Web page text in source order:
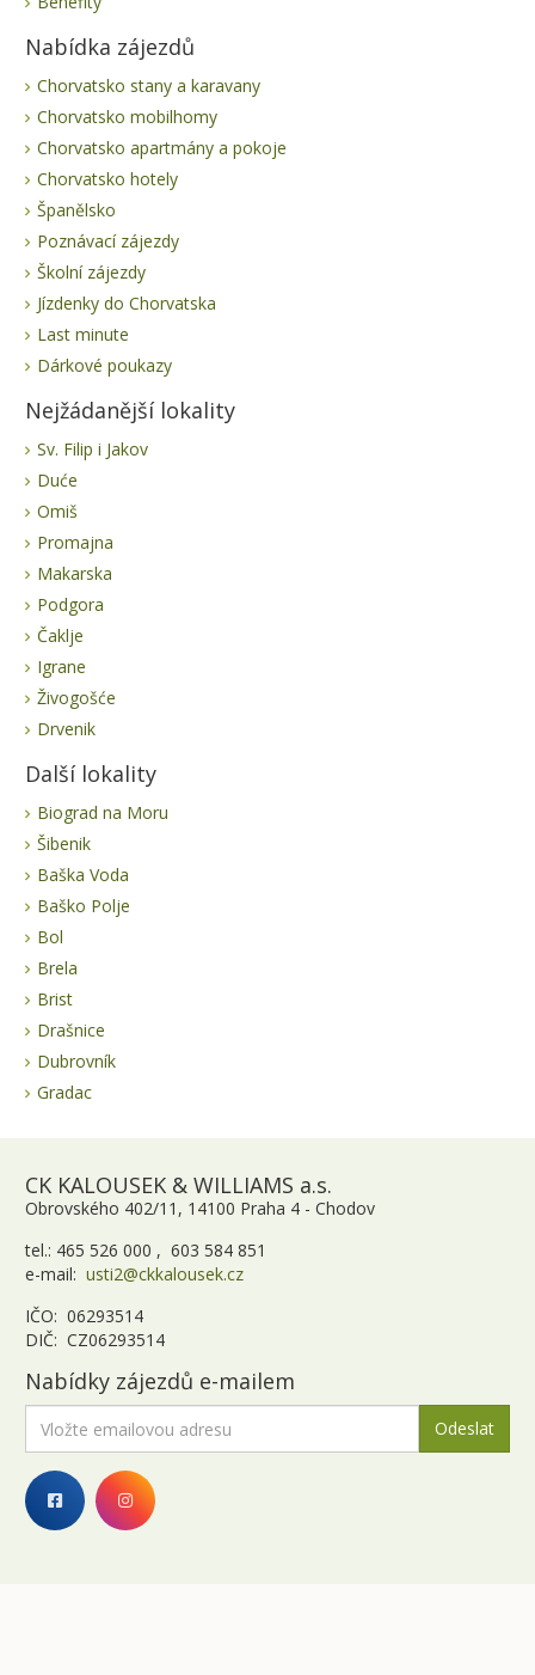
Nabídka zájezdů
Chorvatsko stany a karavany
Chorvatsko mobilhomy
Chorvatsko apartmány a pokoje
Chorvatsko hotely
Španělsko
Poznávací zájezdy
Školní zájezdy
Jízdenky do Chorvatska
Last minute
Dárkové poukazy
Nejžádanější lokality
Sv. Filip i Jakov
Duće
Omiš
Promajna
Makarska
Podgora
Čaklje
Igrane
Živogošće
Drvenik
Další lokality
Biograd na Moru
Šibenik
Baška Voda
Baško Polje
Bol
Brela
Brist
Drašnice
Dubrovník
Gradac
CK KALOUSEK & WILLIAMS a.s.
Obrovského 402/11, 14100 Praha 4 - Chodov
tel.: 465 526 000 , 603 584 851
e-mail: usti2@ckkalousek.cz
IČO: 06293514
DIČ: CZ06293514
Nabídky zájezdů e-mailem